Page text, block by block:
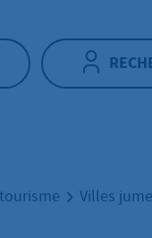
Villes